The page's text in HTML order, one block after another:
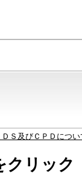
ＤＳ及びＣＰＤにつ
クリック